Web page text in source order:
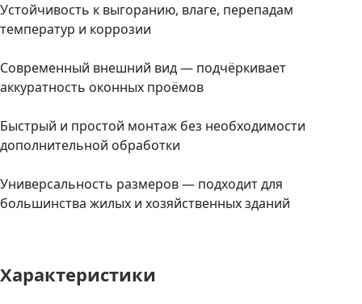
Устойчивость к выгоранию, влаге, перепадам
температур и коррозии
Современный внешний вид — подчёркивает
аккуратность оконных проёмов
Быстрый и простой монтаж без необходимости
дополнительной обработки
Универсальность размеров — подходит для
большинства жилых и хозяйственных зданий
Характеристики